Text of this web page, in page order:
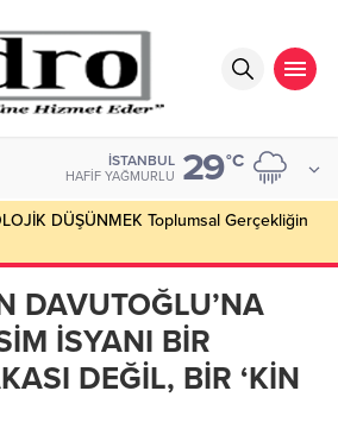
İSTANBUL
HAFIF YAĞMURLU 29°C
DÜŞÜNMEK Toplumsal Gerçekliğin
DAVUTOĞLU’NA
İSYANI BİR
DEĞİL, BİR ‘KİN